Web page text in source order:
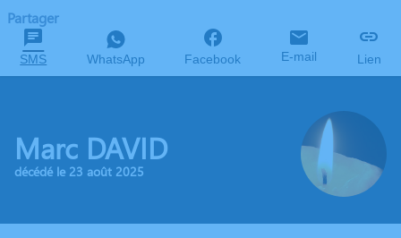
Partager
SMS WhatsApp Facebook E-mail Lien
Marc DAVID
décédé le 23 août 2025